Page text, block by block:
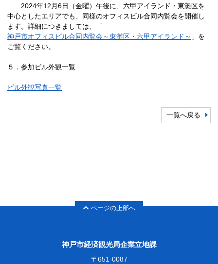
2024年12月6日（金曜）午後に、六甲アイランド・東灘区を
中心としたエリアでも、同様のオフィスビル合同内覧会を開催し
ます。詳細につきましては、「
神戸市オフィスビル合同内覧会～東灘区・六甲アイランド～ 」を
ご覧ください。
５．参加ビル外観一覧
ビル外観写真一覧
一覧へ戻る
ページの上部へ
神戸市経済観光局企業立地課
〒651-0087